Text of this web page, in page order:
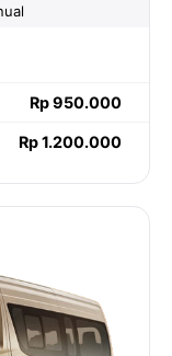
Rp 950.000
Rp 1.200.000